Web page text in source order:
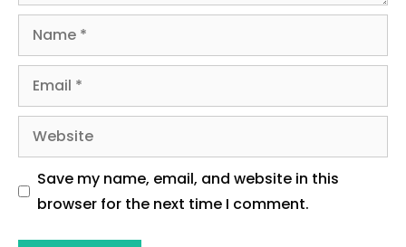
Name
Email
Website
Save my name, email, and website in this
browser for the next time I comment.